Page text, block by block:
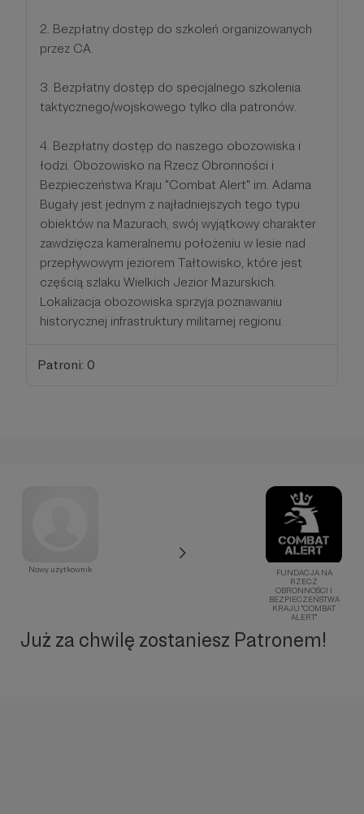
2. Bezpłatny dostęp do szkoleń organizowanych
przez CA.
3. Bezpłatny dostęp do specjalnego szkolenia
taktycznego/wojskowego tylko dla patronów.
4. Bezpłatny dostęp do naszego obozowiska i
łodzi. Obozowisko na Rzecz Obronności i
Bezpieczeństwa Kraju "Combat Alert" im. Adama
Bugały jest jednym z najładniejszych tego typu
obiektów na Mazurach, swój wyjątkowy charakter
zawdzięcza kameralnemu położeniu w lesie nad
przepływowym jeziorem Tałtowisko, które jest
częścią szlaku Wielkich Jezior Mazurskich.
Lokalizacja obozowiska sprzyja poznawaniu
historycznej infrastruktury militarnej regionu.
Patroni: 0
Nowy użytkownik
FUNDACJA NA
RZECZ
OBRONNOŚCI I
BEZPIECZEŃSTWA
KRAJU "COMBAT
ALERT"
Już za chwilę zostaniesz Patronem!